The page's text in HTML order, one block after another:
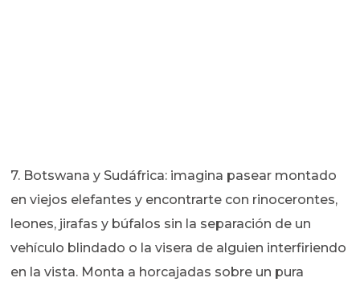
7. Botswana y Sudáfrica: imagina pasear montado
en viejos elefantes y encontrarte con rinocerontes,
leones, jirafas y búfalos sin la separación de un
vehículo blindado o la visera de alguien interfiriendo
en la vista. Monta a horcajadas sobre un pura